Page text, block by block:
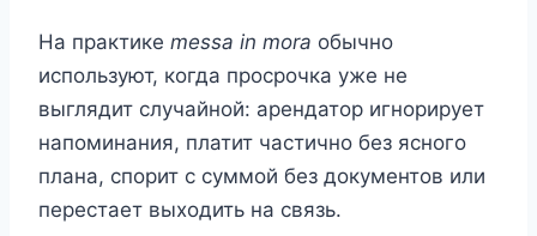
На практике messa in mora обычно
используют, когда просрочка уже не
выглядит случайной: арендатор игнорирует
напоминания, платит частично без ясного
плана, спорит с суммой без документов или
перестает выходить на связь.